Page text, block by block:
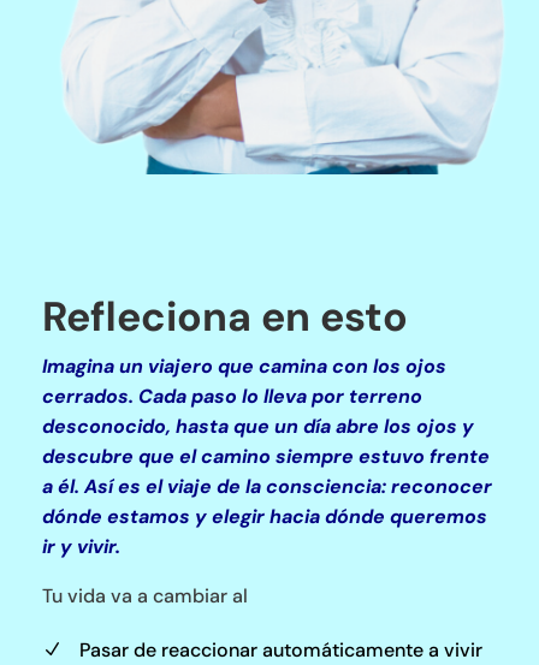
Refleciona en esto
Imagina un viajero que camina con los ojos
cerrados. Cada paso lo lleva por terreno
desconocido, hasta que un día abre los ojos y
descubre que el camino siempre estuvo frente
a él.Así es el viaje de la consciencia: reconocer
dónde estamos y elegir hacia dónde queremos
ir y vivir.
Tu vida va a cambiar al
N
Pasar de reaccionar automáticamente a vivir